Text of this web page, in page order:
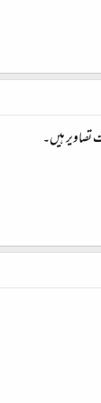
تصاویر ہیں۔